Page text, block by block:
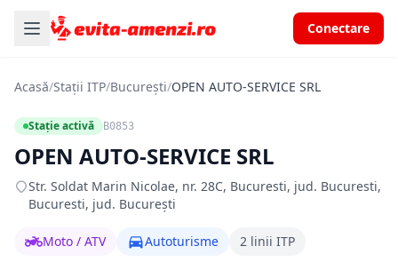
Conectare
Acasă/Stații ITP/București/OPEN AUTO-SERVICE SRL
Stație activă B0853
OPEN AUTO-SERVICE SRL
Str. Soldat Marin Nicolae, nr. 28C, Bucuresti, jud. Bucuresti,
Bucuresti, jud. București
Moto / ATV Autoturisme 2 linii ITP